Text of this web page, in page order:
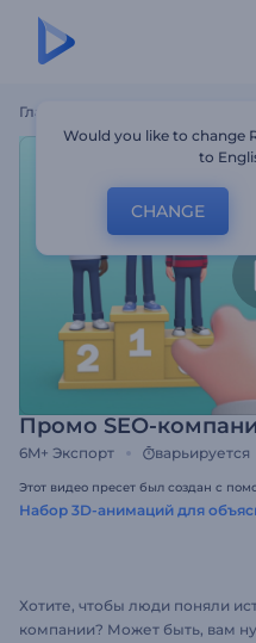
Главная
Промо SEO-
6M+ Экспорт варьируется
Этот видео пресет был создан с
Набор 3D-анимаций для
Хотите, чтобы люди поняли
компании? Может быть, вам
Would you like to change
to
CHANGE